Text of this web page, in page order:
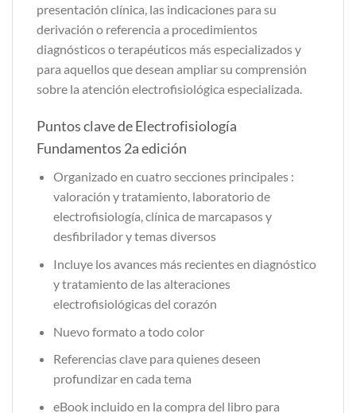
presentación clínica, las indicaciones para su
derivación o referencia a procedimientos
diagnósticos o terapéuticos más especializados y
para aquellos que desean ampliar su comprensión
sobre la atención electrofisiológica especializada.
Puntos clave de Electrofisiología
Fundamentos 2a edición
Organizado en cuatro secciones principales :
valoración y tratamiento, laboratorio de
electrofisiología, clínica de marcapasos y
desfibrilador y temas diversos
Incluye los avances más recientes en diagnóstico
y tratamiento de las alteraciones
electrofisiológicas del corazón
Nuevo formato a todo color
Referencias clave para quienes deseen
profundizar en cada tema
eBook incluido en la compra del libro para